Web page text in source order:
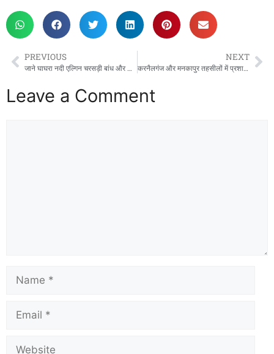
c
e
b
o
o
st
o
d
o
n
ai
l
ar
e
PREVIOUS
जाने घाघरा नदी एल्गिन चरसड़ी बांध और अयोध्या की ताजा स्थिति।
NEXT
करनैलगंज और मनकापुर तहसीलों में प्रशासनिक जिम्मेदारियों में हुआ फेरबदल
Leave a Comment